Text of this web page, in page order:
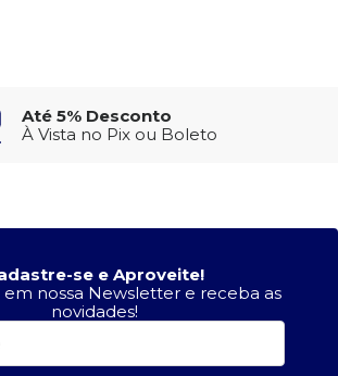
Até 5% Desconto
À Vista no Pix ou Boleto
se e Aproveite!
em nossa Newsletter e receba as
novidades!